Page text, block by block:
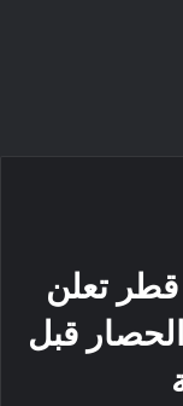
تعلن
قبل